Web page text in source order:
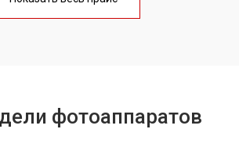
от 3100 ₽
фотоаппаратов